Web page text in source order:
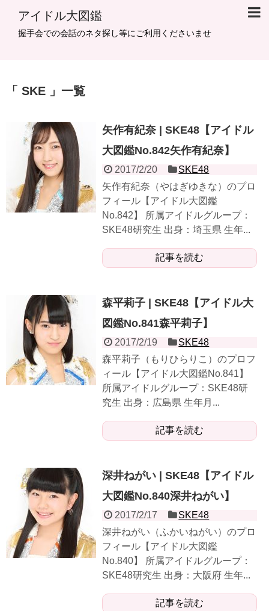
アイドル大図鑑
握手会での会話のネタ探し等にご利用くださいませ
SKE 一覧
矢作有紀奈 | SKE48【アイドル
大図鑑No.842矢作有紀奈】
2017/2/20
SKE48
矢作有紀奈（やはぎゆきな）のプロ
フィール【アイドル大図鑑
No.842】 所属アイドルグループ：
SKE48研究生 出身：埼玉県 生年...
記事を読む
森平莉子 | SKE48【アイドル大
図鑑No.841森平莉子】
2017/2/19
SKE48
森平莉子（もりひらりこ）のプロフ
ィール【アイドル大図鑑No.841】
所属アイドルグループ：SKE48研
究生 出身：広島県 生年月...
記事を読む
深井ねがい | SKE48【アイドル
大図鑑No.840深井ねがい】
2017/2/17
SKE48
深井ねがい（ふかいねがい）のプロ
フィール【アイドル大図鑑
No.840】 所属アイドルグループ：
SKE48研究生 出身：大阪府 生年...
記事を読む